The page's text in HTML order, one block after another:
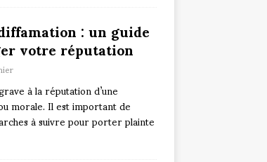
: un guide
votre réputation
à la réputation d’une
morale. Il est important de
à suivre pour porter plainte